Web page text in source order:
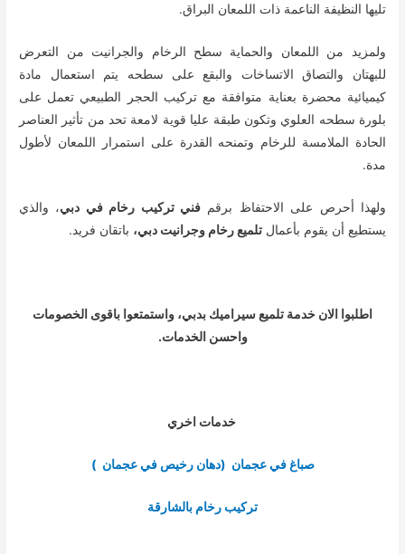
تليها النظيفة الناعمة ذات اللمعان البراق.
ولمزيد من اللمعان والحماية سطح الرخام والجرانيت من التعرض
للبهتان والتصاق الاتساخات والبقع على سطحه يتم استعمال مادة
كيميائية محضرة بعناية متوافقة مع تركيب الحجر الطبيعي تعمل على
بلورة سطحه العلوي وتكون طبقة عليا قوية لامعة تحد من تأثير العناصر
الحادة الملامسة للرخام وتمنحه القدرة على استمرار اللمعان لأطول
مدة.
ولهذا أحرص على الاحتفاظ برقم فني تركيب رخام في دبي، والذي
يستطيع أن يقوم بأعمالتلميع رخام وجرانيت دبي، باتقان فريد.
اطلبوا الان خدمة تلميع سيراميك بدبي، واستمتعوا باقوى الخصومات
واحسن الخدمات.
خدمات اخري
صباغ في عجمان (دهان رخيص في عجمان )
تركيب رخام بالشارقة